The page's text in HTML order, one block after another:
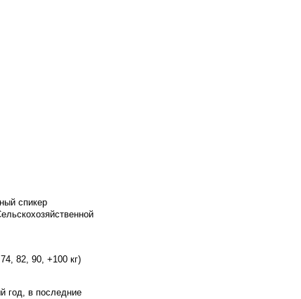
спикер
82, 90, +100 кг)
год, в последние